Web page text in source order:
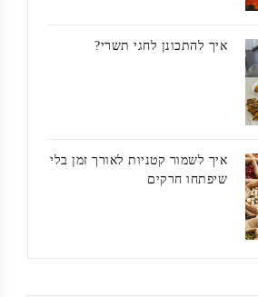
איך להתכונן לחגי תשרי?
איך לשמור קטניות לאורך זמן בלי
שיפתחו חרקים